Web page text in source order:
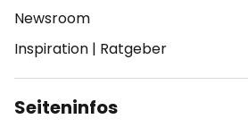
Newsroom
Inspiration | Ratgeber
Seiteninfos